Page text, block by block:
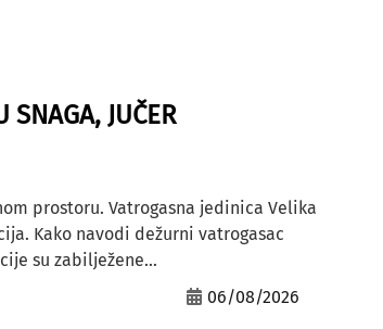
SNAGA, JUČER
prostoru. Vatrogasna jedinica Velika
Kako navodi dežurni vatrogasac
su zabilježene...
06/08/2026